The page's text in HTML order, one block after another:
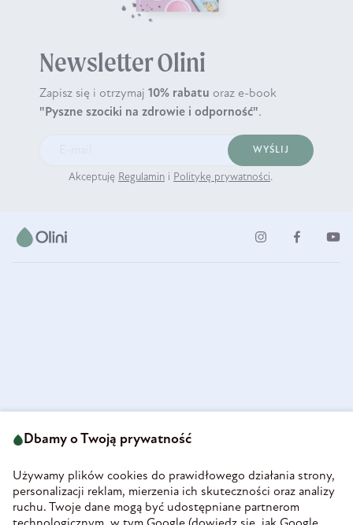
Newsletter Olini
Zapisz się i otrzymaj 10% rabatu oraz e-book
"Pyszne szociki na zdrowie i odporność".
WYŚLIJ
Akceptuję Regulamin i Politykę prywatności.
58-160 Świebodzice
REGON 890213034
INFORMACJE
Dbamy o Twoją prywatność
Używamy plików cookies do prawidłowego działania strony,
personalizacji reklam, mierzenia ich skuteczności oraz analizy
ruchu. Twoje dane mogą być udostępniane partnerom